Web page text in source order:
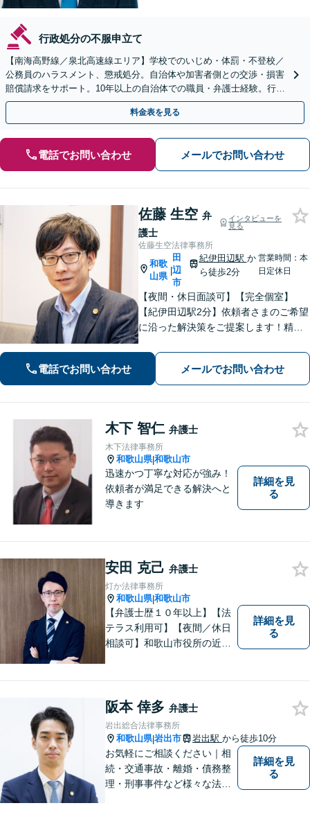
行政処分の不服申立て
【南海高野線／泉北高速線エリア】学校でのいじめ・体罰・不登校／
公務員のハラスメント、懲戒処分。自治体や加害者側との交渉・損害
賠償請求をサポート。10年以上の自治体での職員・弁護士経験。行政
組織の動きを見据えて解決策をご提案【オンライン可】
料金表を見る
電話でお問い合わせ メールでお問い合わせ
佐藤 生空 弁
護士
インタビューを
見る
佐藤生空法律事務所
和歌
山県
|
田
辺
市
紀伊田辺駅 か
ら徒歩2分
営業時間：本
日定休日
【夜間・休日面談可】【完全個室】
【紀伊田辺駅2分】依頼者さまのご希望
に沿った解決策をご提案します！精神
交渉の豊富な経験を活かし、賠償金の
増額を目指します【相続問題】不動産
鑑定士等と連携し、最良の相続実現に
向けサポート
電話でお問い合わせ メールでお問い合わせ
木下 智仁 弁護士
木下法律事務所
和歌山県|和歌山市
迅速かつ丁寧な対応が強み！
依頼者が満足できる解決へと
導きます
詳細を見
る
安田 克己 弁護士
灯か法律事務所
和歌山県|和歌山市
【弁護士歴１０年以上】【法
テラス利用可】【夜間／休日
相談可】和歌山市役所の近
相談ください。あなたの灯り
となれるよう誠心誠意努めま
す。
詳細を見
る
阪本 倖多 弁護士
岩出総合法律事務所
和歌山県|岩出市 岩出駅 から徒歩10分
お気軽にご相談ください｜相
続・交通事故・離婚・債務整
理・刑事事件など様々な法律
詳細を見
る